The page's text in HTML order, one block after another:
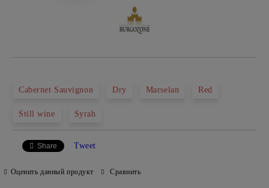
Cabernet Sauvignon Dry Marselan Red
Still wine Syrah
Share Tweet
Оценить данный продукт Сравнить